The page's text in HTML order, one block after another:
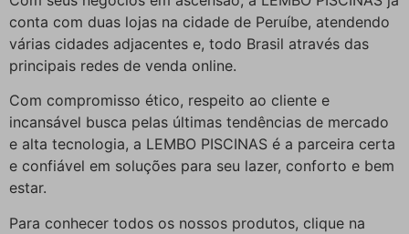
conta com duas lojas na cidade de Peruíbe, atendendo
várias cidades adjacentes e, todo Brasil através das
principais redes de venda online.
Com compromisso ético, respeito ao cliente e
incansável busca pelas últimas tendências de mercado
e alta tecnologia, a LEMBO PISCINAS é a parceira certa
e confiável em soluções para seu lazer, conforto e bem
estar.
Para conhecer todos os nossos produtos, clique na